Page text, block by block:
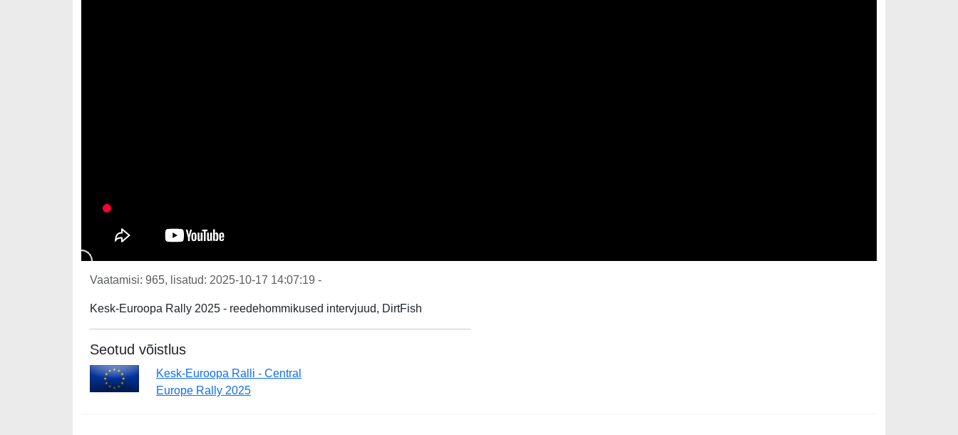
Vaatamisi: 965, lisatud: 2025-10-17 14:07:19 -
Kesk-Euroopa Rally 2025 - reedehommikused intervjuud, DirtFish
Seotud võistlus
Kesk-Euroopa Ralli - Central
Europe Rally 2025